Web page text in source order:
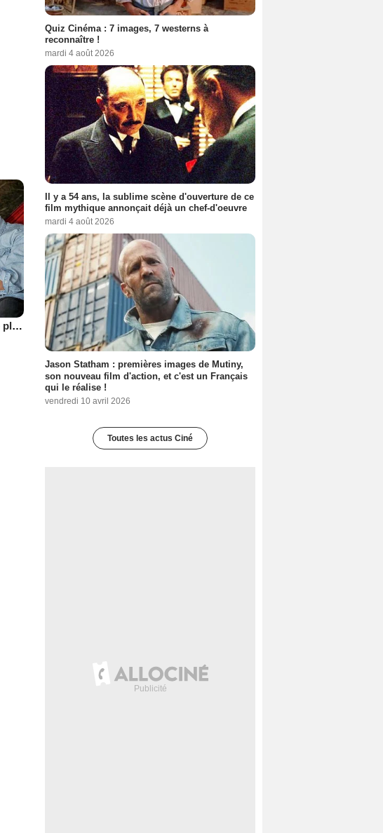
L'Amour encore plus vache
Quiz Cinéma : 7 images, 7 westerns à
reconnaître !
mardi 4 août 2026
Il y a 54 ans, la sublime scène d'ouverture de ce
film mythique annonçait déjà un chef-d'oeuvre
mardi 4 août 2026
Jason Statham : premières images de Mutiny,
son nouveau film d'action, et c'est un Français
qui le réalise !
vendredi 10 avril 2026
Toutes les actus Ciné